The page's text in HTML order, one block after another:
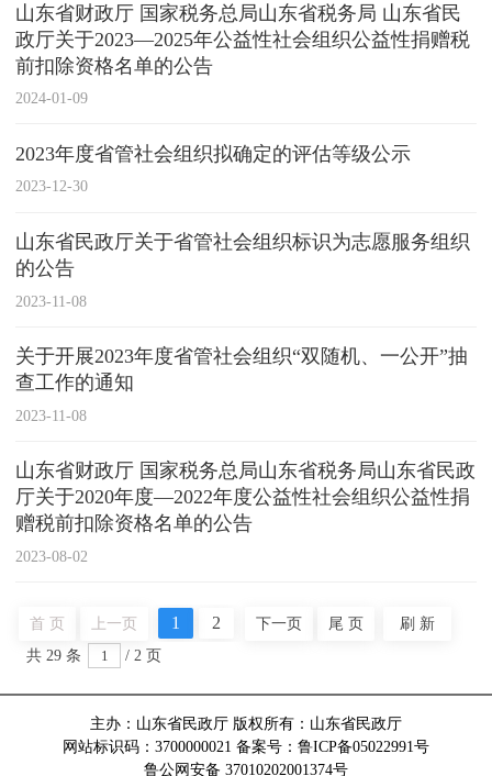
山东省财政厅 国家税务总局山东省税务局 山东省民
政厅关于2023—2025年公益性社会组织公益性捐赠税
前扣除资格名单的公告
2024-01-09
2023年度省管社会组织拟确定的评估等级公示
2023-12-30
山东省民政厅关于省管社会组织标识为志愿服务组织
的公告
2023-11-08
关于开展2023年度省管社会组织“双随机、一公开”抽
查工作的通知
2023-11-08
山东省财政厅 国家税务总局山东省税务局山东省民政
厅关于2020年度—2022年度公益性社会组织公益性捐
赠税前扣除资格名单的公告
2023-08-02
首 页 上一页 1 2 下一页 尾 页
刷 新
共29 条 /2 页
主办：山东省民政厅 版权所有：山东省民政厅
网站标识码：3700000021 备案号：鲁ICP备05022991号
鲁公网安备 37010202001374号